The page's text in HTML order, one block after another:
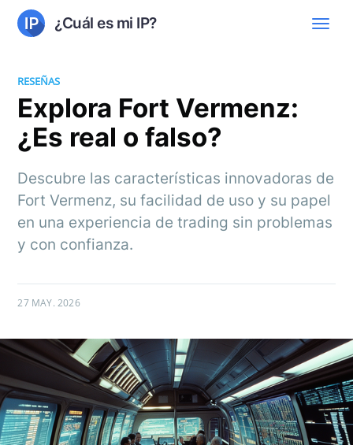
¿Cuál es mi IP?
RESEÑAS
Explora Fort Vermenz:
¿Es real o falso?
Descubre las características innovadoras de
Fort Vermenz, su facilidad de uso y su papel
en una experiencia de trading sin problemas
y con confianza.
27 MAY. 2026